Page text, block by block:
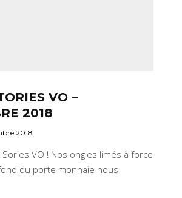
VO –
2018
2018
Sories VO ! Nos ongles limés à force
du porte monnaie nous